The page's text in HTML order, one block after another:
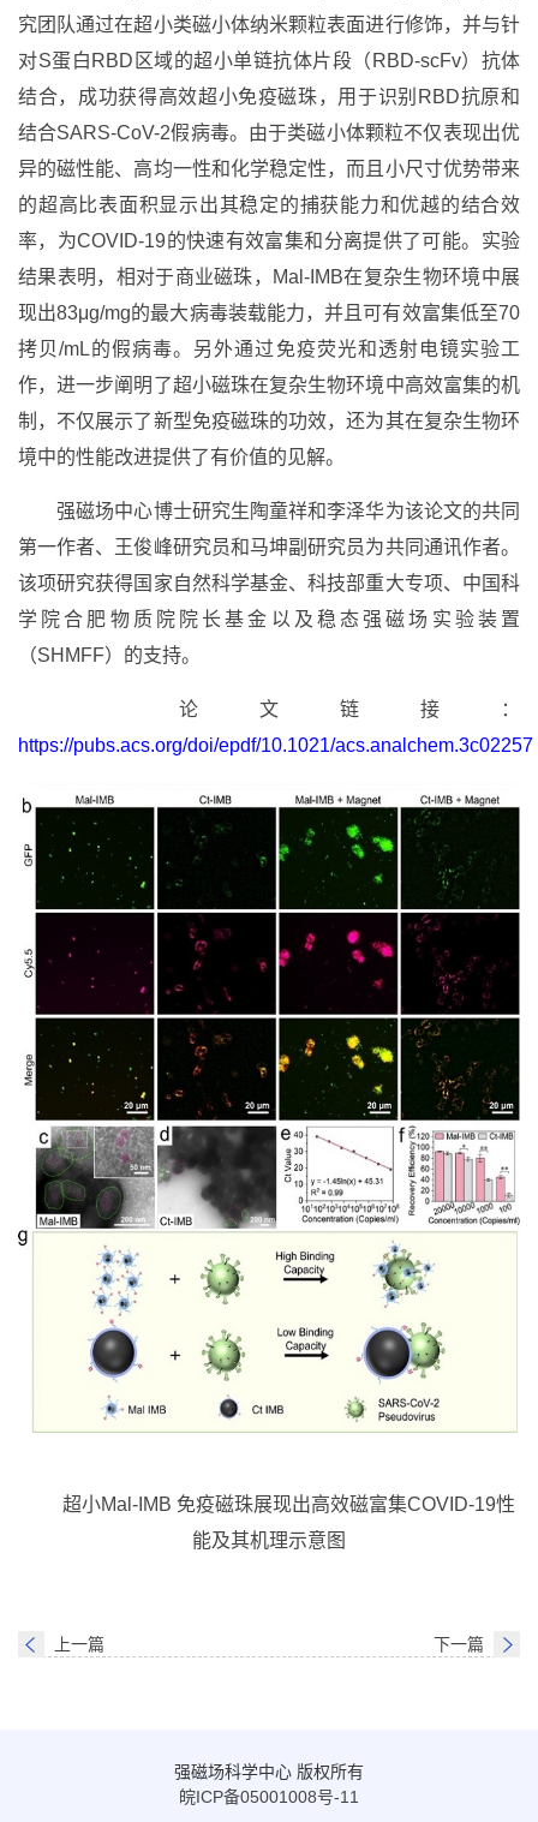
究团队通过在超小类磁小体纳米颗粒表面进行修饰，并与针
对S蛋白RBD区域的超小单链抗体片段（RBD-scFv）抗体
结合，成功获得高效超小免疫磁珠，用于识别RBD抗原和
结合SARS-CoV-2假病毒。由于类磁小体颗粒不仅表现出优
异的磁性能、高均一性和化学稳定性，而且小尺寸优势带来
的超高比表面积显示出其稳定的捕获能力和优越的结合效
率，为COVID-19的快速有效富集和分离提供了可能。实验
结果表明，相对于商业磁珠，Mal-IMB在复杂生物环境中展
现出83μg/mg的最大病毒装载能力，并且可有效富集低至70
拷贝/mL的假病毒。另外通过免疫荧光和透射电镜实验工
作，进一步阐明了超小磁珠在复杂生物环境中高效富集的机
制，不仅展示了新型免疫磁珠的功效，还为其在复杂生物环
境中的性能改进提供了有价值的见解。
强磁场中心博士研究生陶童祥和李泽华为该论文的共同
第一作者、王俊峰研究员和马坤副研究员为共同通讯作者。
该项研究获得国家自然科学基金、科技部重大专项、中国科
学院合肥物质院院长基金以及稳态强磁场实验装置
（SHMFF）的支持。
论文链接：
https://pubs.acs.org/doi/epdf/10.1021/acs.analchem.3c02257
超小Mal-IMB 免疫磁珠展现出高效磁富集COVID-19性
能及其机理示意图
上一篇 下一篇
强磁场科学中心 版权所有
皖ICP备05001008号-11